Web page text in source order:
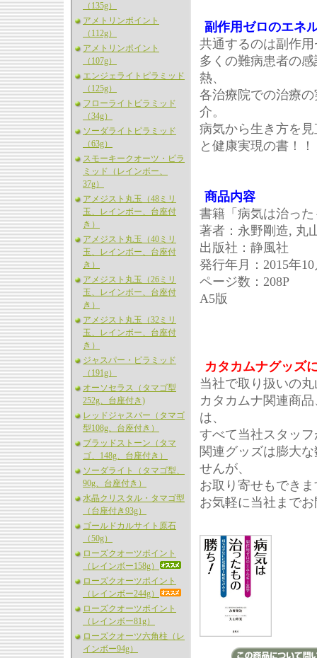
（135g）
アメトリンポイント
（112g）
アメトリンポイント
（107g）
エンジェライトピラミッド
（125g）
フローライトピラミッド
（34g）
ソーダライトピラミッド
（63g）
スモーキークオーツ・ピラ
ミッド（レインボー、
37g）
アメジスト丸玉（48ミリ
玉、レインボー、台座付
き）
アメジスト丸玉（40ミリ
玉、レインボー、台座付
き）
アメジスト丸玉（26ミリ
玉、レインボー、台座付
き）
アメジスト丸玉（32ミリ
玉、レインボー、台座付
き）
ジャスパー・ピラミッド
（191g）
オーソセラス（タマゴ型
252g、台座付き)
レッドジャスパー（タマゴ
型108g、台座付き）
ブラッドストーン（タマ
ゴ、148g、台座付き）
ソーダライト（タマゴ型、
90g、台座付き）
水晶クリスタル・タマゴ型
（台座付き93g）
ゴールドカルサイト原石
（50g）
ローズクオーツポイント
（レインボー158g）
ローズクオーツポイント
（レインボー244g）
ローズクオーツポイント
（レインボー81g）
ローズクオーツ六角柱（レ
インボー94g）
副作用ゼロのエネ
共通するのは副作
多くの難病患者の
熱、
各治療院での治療
介。
病気から生き方を
と健康実現の書！！
商品内容
書籍「病気は治っ
著者：永野剛造, 丸
出版社：静風社
発行年月：2015年10
ページ数：208P
A5版
カタカムナグッズ
当社で取り扱いの
カタカムナ関連商
は、
すべて当社スタッ
関連グッズは膨大
せんが、
お取り寄せもでき
お気軽に当社まで